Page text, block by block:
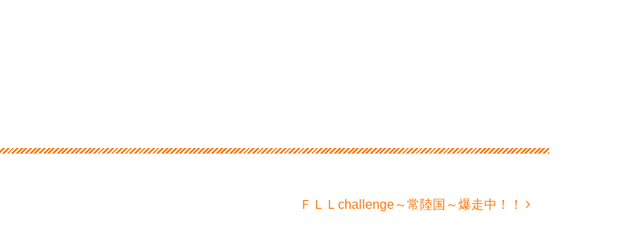
ＦＬＬchallenge～常陸国～爆走中！！